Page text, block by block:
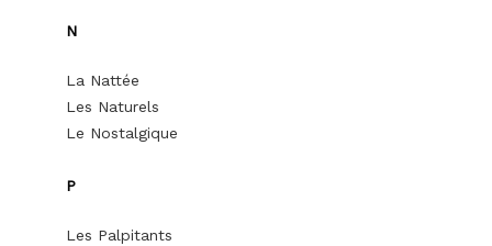
N
La Nattée
Les Naturels
Le Nostalgique
P
Les Palpitants